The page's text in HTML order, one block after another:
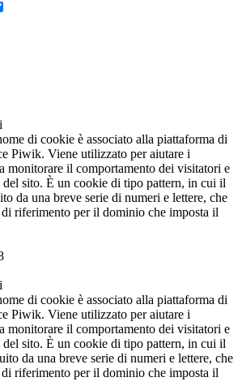
di cookie è associato alla piattaforma di
Piwik. Viene utilizzato per aiutare i
monitorare il comportamento dei visitatori e
del sito. È un cookie di tipo pattern, in cui il
da una breve serie di numeri e lettere, che
riferimento per il dominio che imposta il
di cookie è associato alla piattaforma di
Piwik. Viene utilizzato per aiutare i
monitorare il comportamento dei visitatori e
del sito. È un cookie di tipo pattern, in cui il
da una breve serie di numeri e lettere, che
riferimento per il dominio che imposta il